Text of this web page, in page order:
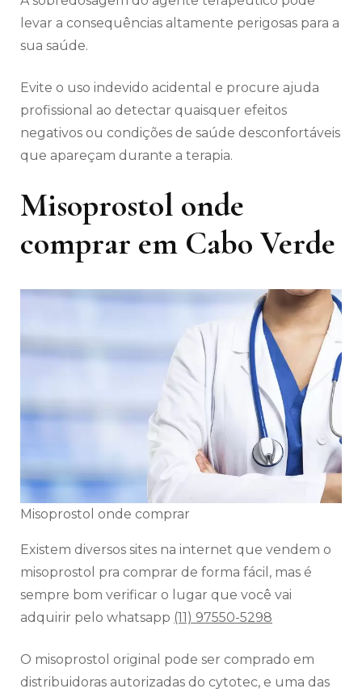
levar a consequências altamente perigosas para a
sua saúde.
Evite o uso indevido acidental e procure ajuda
profissional ao detectar quaisquer efeitos
negativos ou condições de saúde desconfortáveis
​​que apareçam durante a terapia.
Misoprostol onde
comprar em Cabo Verde
Misoprostol onde comprar
Existem diversos sites na internet que vendem o
misoprostol pra comprar de forma fácil, mas é
sempre bom verificar o lugar que você vai
adquirir pelo whatsapp (11) 97550-5298
O misoprostol original pode ser comprado em
distribuidoras autorizadas do cytotec, e uma das